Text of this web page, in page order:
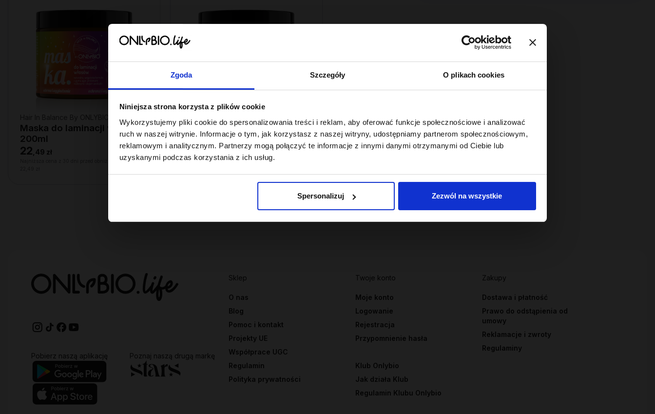
Zgoda Szczegóły O plikach cookies
Niniejsza strona korzysta z plików cookie
Wykorzystujemy pliki cookie do spersonalizowania treści i reklam, aby oferować funkcje społecznościowe i analizować
ruch w naszej witrynie. Informacje o tym, jak korzystasz z naszej witryny, udostępniamy partnerom społecznościowym,
reklamowym i analitycznym. Partnerzy mogą połączyć te informacje z innymi danymi otrzymanymi od Ciebie lub
uzyskanymi podczas korzystania z ich usług.
Spersonalizuj Zezwól na wszystkie
Maska do laminacji włosów
200ml
22 49 zł
Maska do włosów
niskoporowatych 400 ml
11 49 zł
Najniższa cena z 30 dni przed obniżką:
Sklep
O nas
Blog
Pomoc i kontakt
Projekty UE
Współprace UGC
Regulamin
Polityka prywatności
Twoje konto
Moje konto
Logowanie
Rejestracja
Przypomnienie hasła
Klub Onlybio
Jak działa Klub
Regulamin Klubu Onlybio
Zakupy
Dostawa i płatność
Prawo do odstąpienia od
umowy
Reklamacje i zwroty
Regulaminy
Pobierz naszą aplikację
Poznaj naszą drugą markę